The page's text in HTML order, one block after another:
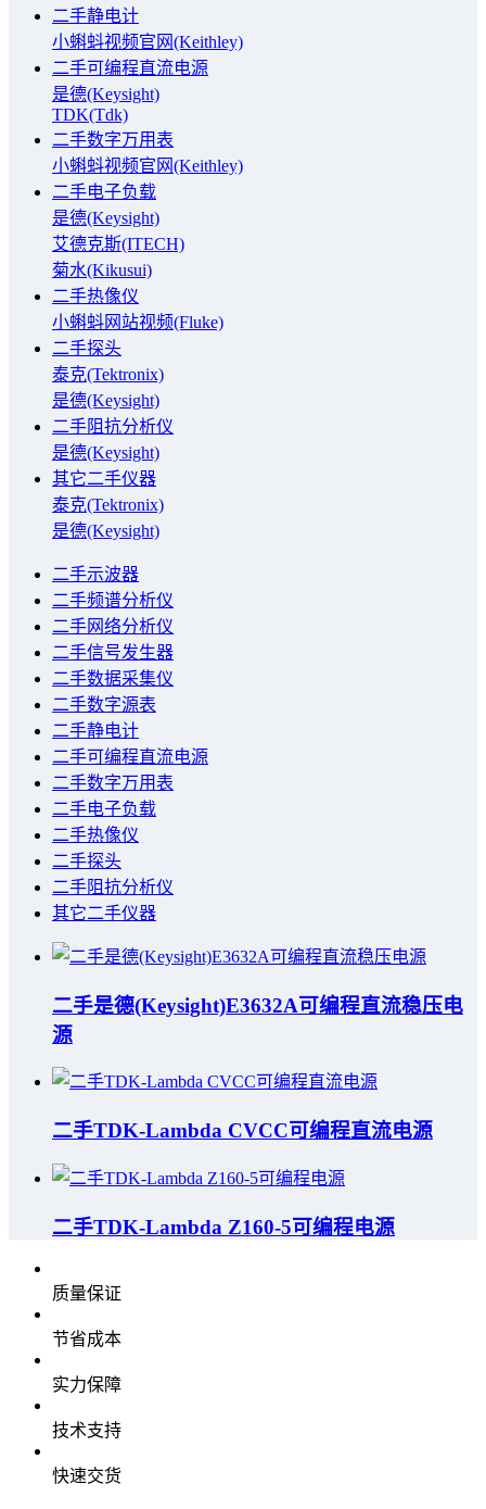
二手静电计
小蝌蚪视频官网(Keithley)
二手可编程直流电源
是德(Keysight)
TDK(Tdk)
二手数字万用表
小蝌蚪视频官网(Keithley)
二手电子负载
是德(Keysight)
艾德克斯(ITECH)
菊水(Kikusui)
二手热像仪
小蝌蚪网站视频(Fluke)
二手探头
泰克(Tektronix)
是德(Keysight)
二手阻抗分析仪
是德(Keysight)
其它二手仪器
泰克(Tektronix)
是德(Keysight)
二手示波器
二手频谱分析仪
二手网络分析仪
二手信号发生器
二手数据采集仪
二手数字源表
二手静电计
二手可编程直流电源
二手数字万用表
二手电子负载
二手热像仪
二手探头
二手阻抗分析仪
其它二手仪器
二手是德(Keysight)E3632A可编程直流稳压电
源
二手TDK-Lambda CVCC可编程直流电源
二手TDK-Lambda Z160-5可编程电源
质量保证
节省成本
实力保障
技术支持
快速交货